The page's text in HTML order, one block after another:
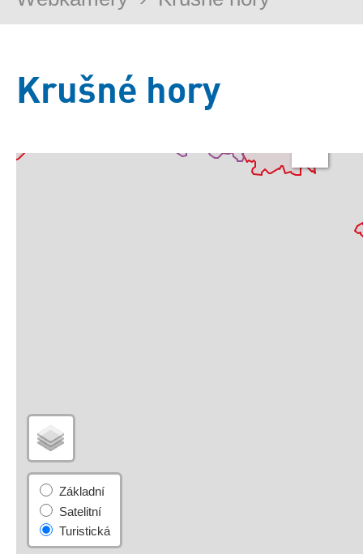
Krušné hory